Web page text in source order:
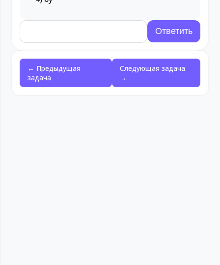
← Предыдущая
задача
Следующая задача
→